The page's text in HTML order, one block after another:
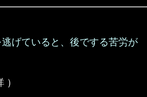
げていると、後でする苦労が
）